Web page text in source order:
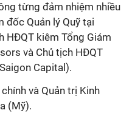
từng đảm nhiệm nhiều
đốc Quản lý Quỹ tại
HĐQT kiêm Tổng Giám
và Chủ tịch HĐQT
Capital).
và Quản trị Kinh
(Mỹ).